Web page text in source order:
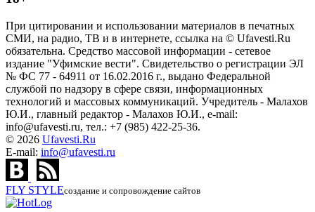
При цитировании и использовании материалов в печатных
СМИ, на радио, ТВ и в интернете, ссылка на © Ufavesti.Ru
обязательна. Средство массовой информации - сетевое
издание "Уфимские вести". Свидетельство о регистрации ЭЛ
№ ФС 77 - 64911 от 16.02.2016 г., выдано Федеральной
службой по надзору в сфере связи, информационных
технологий и массовых коммуникаций. Учредитель - Малахов
Ю.И., главный редактор - Малахов Ю.И., e-mail:
info@ufavesti.ru, тел.: +7 (985) 422-25-36.
© 2026 Ufavesti.Ru
E-mail: info@ufavesti.ru
FLY STYLEсоздание и сопровождение сайтов